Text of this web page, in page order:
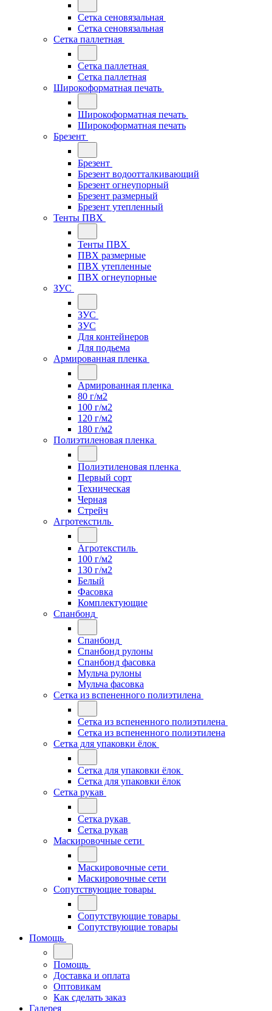
Сетка сеновязальная
Сетка сеновязальная
Сетка паллетная
Сетка паллетная
Сетка паллетная
Широкоформатная печать
Широкоформатная печать
Широкоформатная печать
Брезент
Брезент
Брезент водоотталкивающий
Брезент огнеупорный
Брезент размерный
Брезент утепленный
Тенты ПВХ
Тенты ПВХ
ПВХ размерные
ПВХ утепленные
ПВХ огнеупорные
ЗУС
ЗУС
ЗУС
Для контейнеров
Для подьема
Армированная пленка
Армированная пленка
80 г/м2
100 г/м2
120 г/м2
180 г/м2
Полиэтиленовая пленка
Полиэтиленовая пленка
Первый сорт
Техническая
Черная
Стрейч
Агротекстиль
Агротекстиль
100 г/м2
130 г/м2
Белый
Фасовка
Комплектующие
Спанбонд
Спанбонд
Спанбонд рулоны
Спанбонд фасовка
Мульча рулоны
Мульча фасовка
Сетка из вспененного полиэтилена
Сетка из вспененного полиэтилена
Сетка из вспененного полиэтилена
Сетка для упаковки ёлок
Сетка для упаковки ёлок
Сетка для упаковки ёлок
Сетка рукав
Сетка рукав
Сетка рукав
Маскировочные сети
Маскировочные сети
Маскировочные сети
Сопутствующие товары
Сопутствующие товары
Сопутствующие товары
Помощь
Помощь
Доставка и оплата
Оптовикам
Как сделать заказ
Галерея